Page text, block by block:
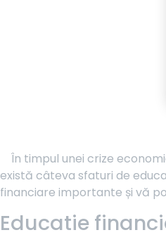
În timpul unei crize
există câteva sfaturi de
financiare importante și vă
Educatie